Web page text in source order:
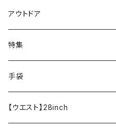
Tシャツ・カットソー
アウトドア
寝具・寝袋・ブランケット
食器・調理器具
エプロン
特集
メール便送料無料★オリジナルT
半袖Tシャツ
OUTLET!!!!!
手袋
【ウエスト】28inch